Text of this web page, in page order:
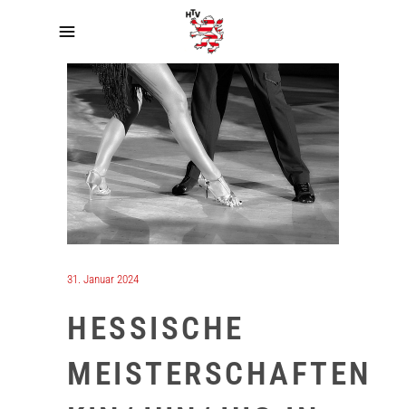
31. Januar 2024
HESSISCHE
MEISTERSCHAFTEN